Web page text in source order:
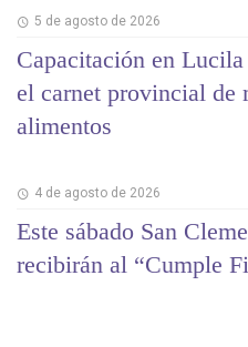
5 de agosto de 2026
Capacitación en
el carnet provincial de
alimentos
4 de agosto de 2026
Este sábado San
recibirán al “Cumple